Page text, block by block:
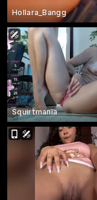
Hollara_Bangg
Squirtmania